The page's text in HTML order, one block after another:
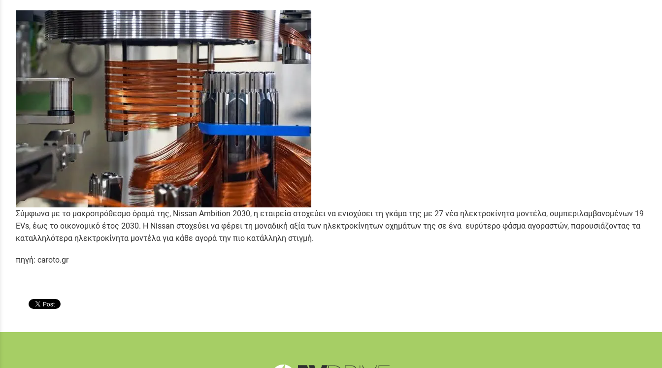
Σύμφωνα με το μακροπρόθεσμο όραμά της, Nissan Ambition 2030, η εταιρεία στοχεύει να ενισχύσει τη γκάμα της με 27 νέα ηλεκτροκίνητα μοντέλα, συμπεριλαμβανομένων 19
EVs, έως το οικονομικό έτος 2030. Η Nissan στοχεύει να φέρει τη μοναδική αξία των ηλεκτροκίνητων οχημάτων της σε ένα ευρύτερο φάσμα αγοραστών, παρουσιάζοντας τα
καταλληλότερα ηλεκτροκίνητα μοντέλα για κάθε αγορά την πιο κατάλληλη στιγμή.
πηγή: caroto.gr